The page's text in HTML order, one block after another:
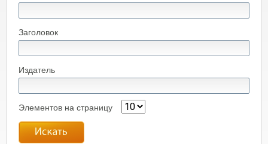
Заголовок
Издатель
Элементов на страницу